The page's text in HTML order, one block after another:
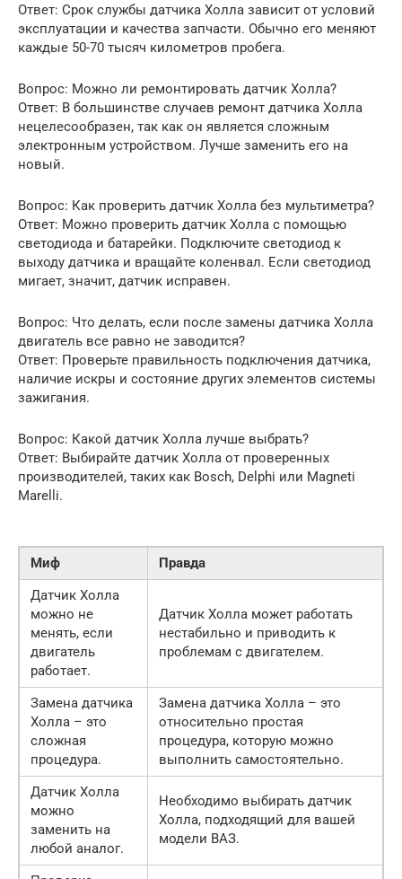
Ответ: Срок службы датчика Холла зависит от условий
эксплуатации и качества запчасти. Обычно его меняют
каждые 50-70 тысяч километров пробега.
Вопрос: Можно ли ремонтировать датчик Холла?
Ответ: В большинстве случаев ремонт датчика Холла
нецелесообразен, так как он является сложным
электронным устройством. Лучше заменить его на
новый.
Вопрос: Как проверить датчик Холла без мультиметра?
Ответ: Можно проверить датчик Холла с помощью
светодиода и батарейки. Подключите светодиод к
выходу датчика и вращайте коленвал. Если светодиод
мигает, значит, датчик исправен.
Вопрос: Что делать, если после замены датчика Холла
двигатель все равно не заводится?
Ответ: Проверьте правильность подключения датчика,
наличие искры и состояние других элементов системы
зажигания.
Вопрос: Какой датчик Холла лучше выбрать?
Ответ: Выбирайте датчик Холла от проверенных
производителей, таких как Bosch, Delphi или Magneti
Marelli.
Миф
Правда
Датчик Холла
можно не
менять, если
двигатель
работает.
Датчик Холла может работать
нестабильно и приводить к
проблемам с двигателем.
Замена датчика
Холла – это
сложная
процедура.
Замена датчика Холла – это
относительно простая
процедура, которую можно
выполнить самостоятельно.
Датчик Холла
можно
заменить на
любой аналог.
Необходимо выбирать датчик
Холла, подходящий для вашей
модели ВАЗ.